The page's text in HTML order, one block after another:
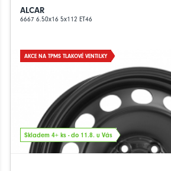
ALCAR
6667 6.50x16 5x112 ET46
AKCE NA TPMS TLAKOVÉ VENTILKY
Skladem 4+ ks - do 11.8. u Vás